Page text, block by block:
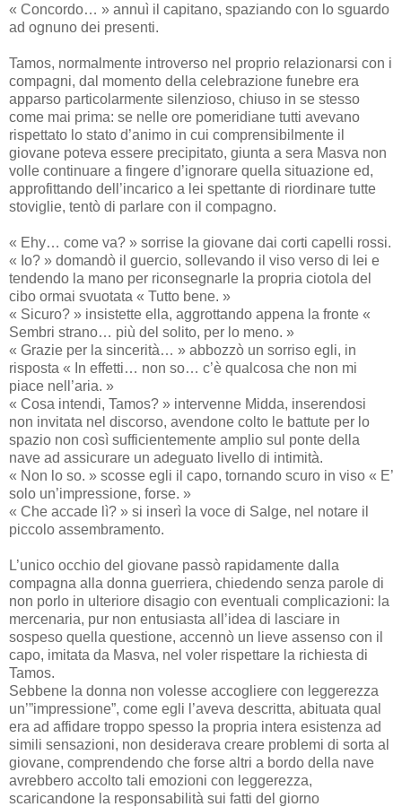
« Concordo… » annuì il capitano, spaziando con lo sguardo
ad ognuno dei presenti.
Tamos, normalmente introverso nel proprio relazionarsi con i
compagni, dal momento della celebrazione funebre era
apparso particolarmente silenzioso, chiuso in se stesso
come mai prima: se nelle ore pomeridiane tutti avevano
rispettato lo stato d’animo in cui comprensibilmente il
giovane poteva essere precipitato, giunta a sera Masva non
volle continuare a fingere d’ignorare quella situazione ed,
approfittando dell’incarico a lei spettante di riordinare tutte
stoviglie, tentò di parlare con il compagno.
« Ehy… come va? » sorrise la giovane dai corti capelli rossi.
« Io? » domandò il guercio, sollevando il viso verso di lei e
tendendo la mano per riconsegnarle la propria ciotola del
cibo ormai svuotata « Tutto bene. »
« Sicuro? » insistette ella, aggrottando appena la fronte «
Sembri strano… più del solito, per lo meno. »
« Grazie per la sincerità… » abbozzò un sorriso egli, in
risposta « In effetti… non so… c’è qualcosa che non mi
piace nell’aria. »
« Cosa intendi, Tamos? » intervenne Midda, inserendosi
non invitata nel discorso, avendone colto le battute per lo
spazio non così sufficientemente amplio sul ponte della
nave ad assicurare un adeguato livello di intimità.
« Non lo so. » scosse egli il capo, tornando scuro in viso « E’
solo un’impressione, forse. »
« Che accade lì? » si inserì la voce di Salge, nel notare il
piccolo assembramento.
L’unico occhio del giovane passò rapidamente dalla
compagna alla donna guerriera, chiedendo senza parole di
non porlo in ulteriore disagio con eventuali complicazioni: la
mercenaria, pur non entusiasta all’idea di lasciare in
sospeso quella questione, accennò un lieve assenso con il
capo, imitata da Masva, nel voler rispettare la richiesta di
Tamos.
Sebbene la donna non volesse accogliere con leggerezza
un’”impressione”, come egli l’aveva descritta, abituata qual
era ad affidare troppo spesso la propria intera esistenza ad
simili sensazioni, non desiderava creare problemi di sorta al
giovane, comprendendo che forse altri a bordo della nave
avrebbero accolto tali emozioni con leggerezza,
scaricandone la responsabilità sui fatti del giorno